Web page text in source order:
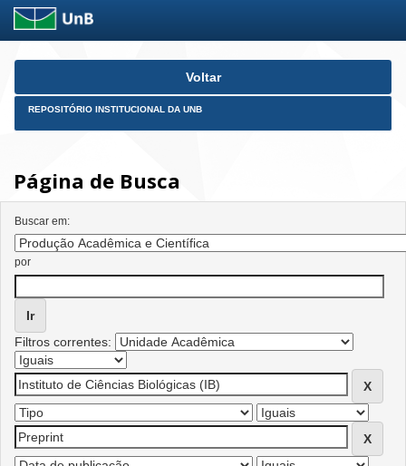
Skip
Voltar
REPOSITÓRIO INSTITUCIONAL DA UNB
Página de Busca
Buscar em:
por
Filtros correntes: